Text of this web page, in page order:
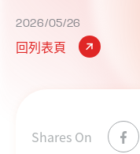
2026/05/26
回列表頁
Shares On